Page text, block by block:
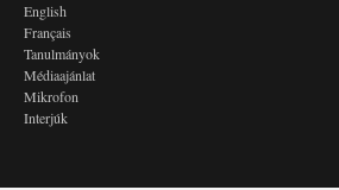
English
Français
Tanulmányok
Médiaajánlat
Mikrofon
Interjúk